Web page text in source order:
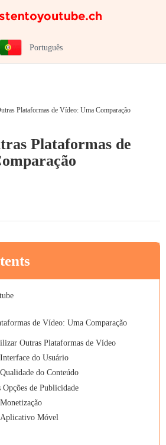
Português
Plataformas de Vídeo: Uma Comparação
Plataformas de
de Vídeo: Uma Comparação
Outras Plataformas de Vídeo
do Usuário
do Conteúdo
Opções de Publicidade
Aplicativo Móvel